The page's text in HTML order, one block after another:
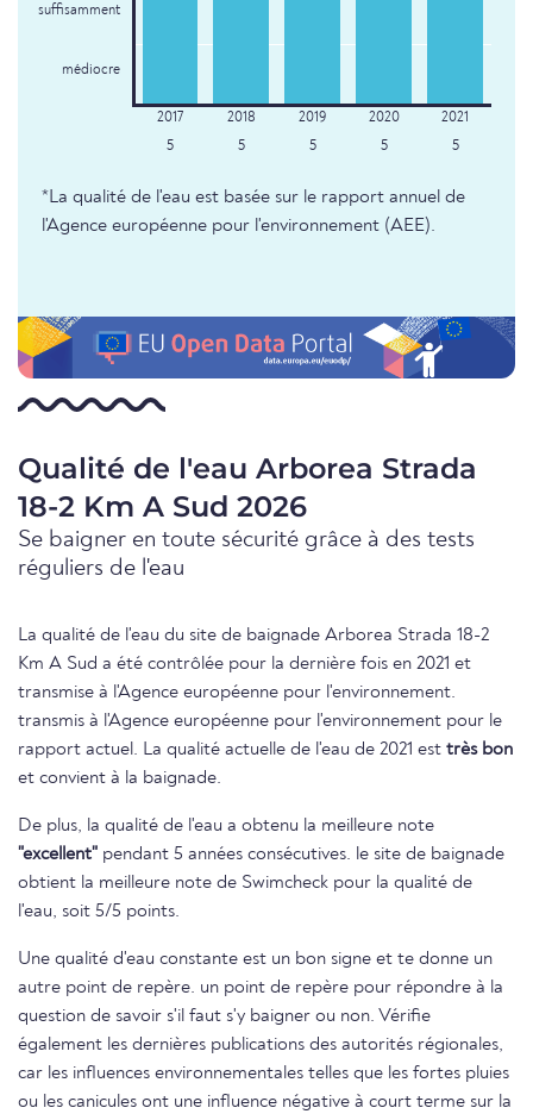
suffisamment
médiocre
5 5 5 5 5
*La qualité de l'eau est basée sur le rapport annuel de
l'Agence européenne pour l'environnement (AEE).
Qualité de l'eau Arborea Strada
18-2 Km A Sud 2026
Se baigner en toute sécurité grâce à des tests
réguliers de l'eau
La qualité de l'eau du site de baignade Arborea Strada 18-2
Km A Sud a été contrôlée pour la dernière fois en 2021 et
transmise à l'Agence européenne pour l'environnement.
transmis à l'Agence européenne pour l'environnement pour le
rapport actuel. La qualité actuelle de l'eau de 2021 est très bon
et convient à la baignade.
De plus, la qualité de l'eau a obtenu la meilleure note
"excellent" pendant 5 années consécutives. le site de baignade
obtient la meilleure note de Swimcheck pour la qualité de
l'eau, soit 5/5 points.
Une qualité d'eau constante est un bon signe et te donne un
autre point de repère. un point de repère pour répondre à la
question de savoir s'il faut s'y baigner ou non. Vérifie
également les dernières publications des autorités régionales,
car les influences environnementales telles que les fortes pluies
ou les canicules ont une influence négative à court terme sur la